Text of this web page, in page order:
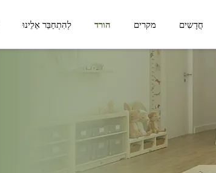
סידרת ליניאה
מרחב ציבורי
חֲדָשִים מקרים הורד לְהִתְחַבֵּר אֵלֵינוּ